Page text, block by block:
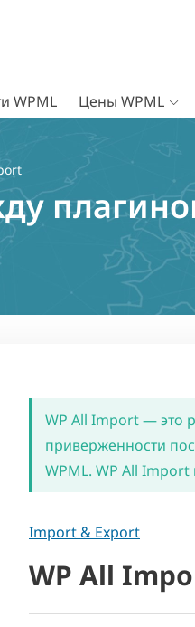
WPML Цены WPML
WP All Import — это
приверженности
WPML. WP All Import
Import & Export
WP All